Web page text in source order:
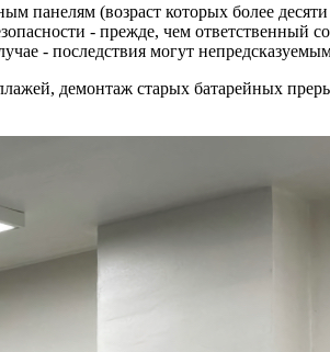
панелям (возраст которых более
- прежде, чем ответственный
- последствия могут
демонтаж старых батарейных